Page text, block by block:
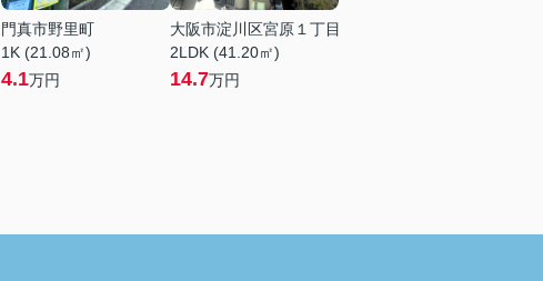
門真市野里町
1K (21.08㎡)
4.1万円
大阪市淀川区宮原１丁目
2LDK (41.20㎡)
14.7万円